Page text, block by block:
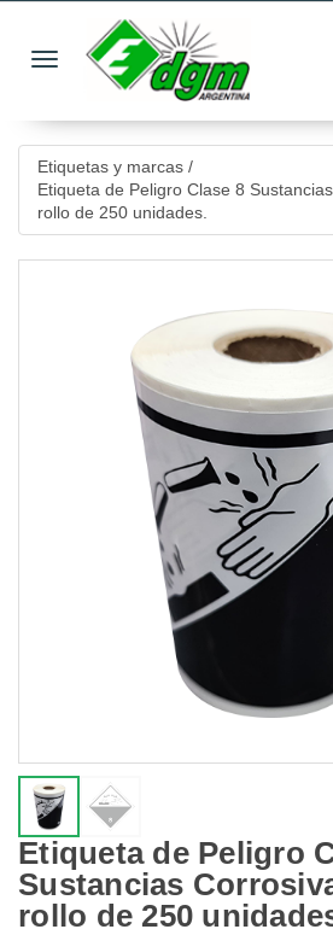
Toggle navigation
Etiquetas y marcas /
Etiqueta de Peligro Clase 8
rollo de 250 unidades.
Etiqueta de Peligro
Sustancias
rollo de 250